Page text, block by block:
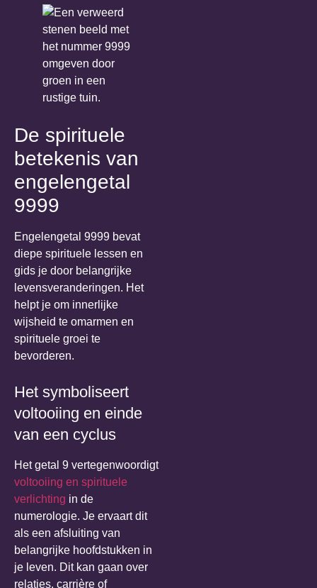
De spirituele
betekenis van
engelengetal
9999
Engelengetal 9999 bevat
diepe spirituele lessen en
gids je door belangrijke
levensveranderingen. Het
helpt je om innerlijke
wijsheid te omarmen en
spirituele groei te
bevorderen.
Het symboliseert
voltooiing en einde
van een cyclus
Het getal 9 vertegenwoordigt
voltooiing en spirituele
verlichting in de
numerologie. Je ervaart dit
als een afsluiting van
belangrijke hoofdstukken in
je leven. Dit kan gaan over
relaties, carrière of